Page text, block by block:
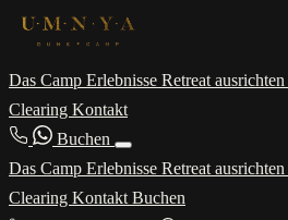
Das Camp Erlebnisse Retreat ausrichten
Clearing Kontakt
Buchen
Das Camp Erlebnisse Retreat ausrichten
Clearing Kontakt Buchen